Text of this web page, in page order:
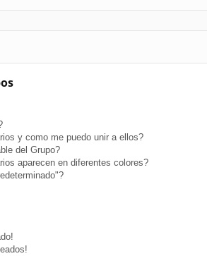
y como me puedo unir a ellos?
del Grupo?
aparecen en diferentes colores?